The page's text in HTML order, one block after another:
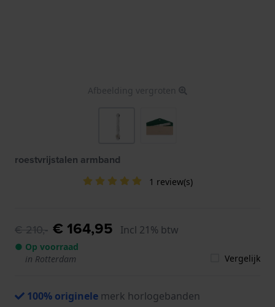
Afbeelding vergroten
roestvrijstalen armband
1 review(s)
€ 210,- € 164,95 Incl 21% btw
● Op voorraad
in Rotterdam
Vergelijk
100% originele merk horlogebanden